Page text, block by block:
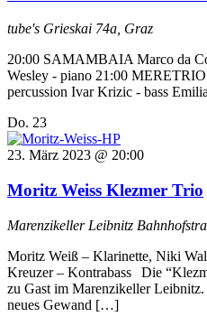
tube's Grieskai 74a, Graz
20:00 SAMAMBAIA Marco da
Wesley - piano 21:00
percussion Ivar Krizic - bass
Do. 23
23. März 2023 @ 20:00
Moritz Weiss Klezmer Trio
Marenzikeller Leibnitz
Moritz Weiß – Klarinette, Niki
Kreuzer – Kontrabass Die
zu Gast im Marenzikeller
neues Gewand […]